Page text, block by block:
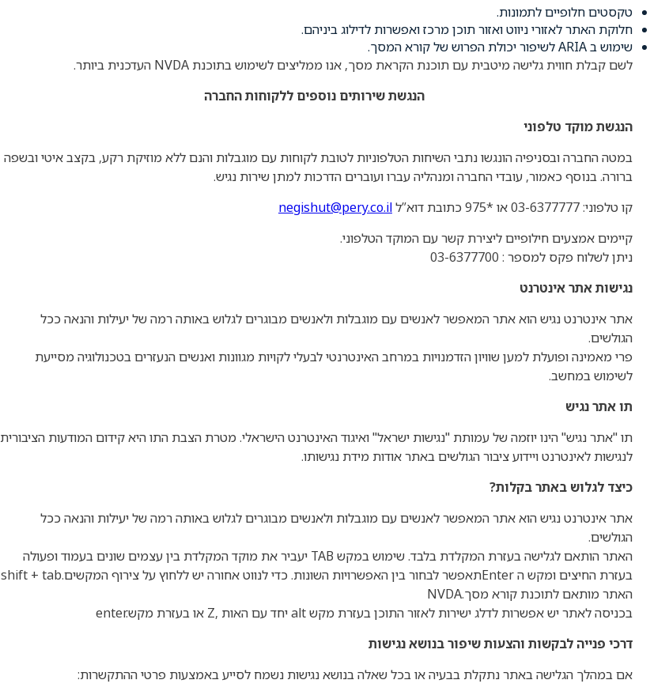
טקסטים חלופיים לתמונות.
חלוקת האתר לאזורי ניווט ואזור תוכן מרכז ואפשרות לדילוג ביניהם.
שימוש בARIAלשיפור יכולת הפרוש של קורא המסך.
לשם קבלת חווית גלישה מיטבית עם תוכנת הקראת מסך, אנו ממליצים לשימוש בתוכנת NVDA העדכנית ביותר.
הנגשת שירותים נוספים ללקוחות החברה
הנגשת מוקד טלפוני
במטה החברה ובסניפיה הונגשו נתבי השיחות הטלפוניות לטובת לקוחות עם מוגבלות והנם ללא מוזיקת רקע, בקצב איטי ובשפה
ברורה. בנוסף כאמור, עובדי החברה ומנהליה עברו ועוברים הדרכות למתן שירות נגיש.
קו טלפוני: 03-6377777 או *975 כתובת דוא”ל
negishut@pery.co.il
קיימים אמצעים חילופיים ליצירת קשר עם המוקד הטלפוני.
ניתן לשלוח פקס למספר : 03-6377700
נגישות אתר אינטרנט
אתר אינטרנט נגיש הוא אתר המאפשר לאנשים עם מוגבלות ולאנשים מבוגרים לגלוש באותה רמה של יעילות והנאה ככל
הגולשים.
פרי מאמינה ופועלת למען שוויון הזדמנויות במרחב האינטרנטי לבעלי לקויות מגוונות ואנשים הנעזרים בטכנולוגיה מסייעת
לשימוש במחשב.
תו אתר נגיש
תו "אתר נגיש" הינו יוזמה של עמותת "נגישות ישראל" ואיגוד האינטרנט הישראלי. מטרת הצבת התו היא קידום המודעות הציבורית
לנגישות לאינטרנט ויידוע ציבור הגולשים באתר אודות מידת נגישותו.
כיצד לגלוש באתר בקלות?
אתר אינטרנט נגיש הוא אתר המאפשר לאנשים עם מוגבלות ולאנשים מבוגרים לגלוש באותה רמה של יעילות והנאה ככל
הגולשים.
האתר הותאם לגלישה בעזרת המקלדת בלבד. שימוש במקש TAB יעביר את מוקד המקלדת בין עצמים שונים בעמוד ופעולה
בעזרת החיצים ומקש הEnterתאפשר לבחור בין האפשרויות השונות. כדי לנווט אחורה יש ללחוץ על צירוף המקשיםshift + tab.
האתר מותאם לתוכנת קורא מסךNVDA.
בכניסה לאתר יש אפשרות לדלג ישירות לאזור התוכן בעזרת מקשaltיחד עם האות Z, או בעזרת מקשenter.
דרכי פנייה לבקשות והצעות שיפור בנושא נגישות
אם במהלך הגלישה באתר נתקלת בבעיה או בכל שאלה בנושא נגישות נשמח לסייע באמצעות פרטי ההתקשרות: